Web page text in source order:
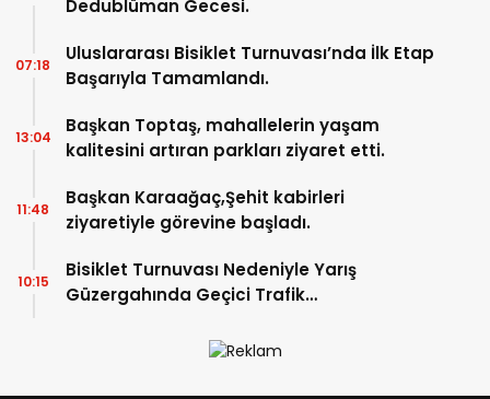
Dedublüman Gecesi.
Uluslararası Bisiklet Turnuvası’nda İlk Etap
Başarıyla Tamamlandı.
07:18
Başkan Toptaş, mahallelerin yaşam
kalitesini artıran parkları ziyaret etti.
13:04
Başkan Karaağaç,Şehit kabirleri
ziyaretiyle görevine başladı.
11:48
Bisiklet Turnuvası Nedeniyle Yarış
Güzergahında Geçici Trafik
10:15